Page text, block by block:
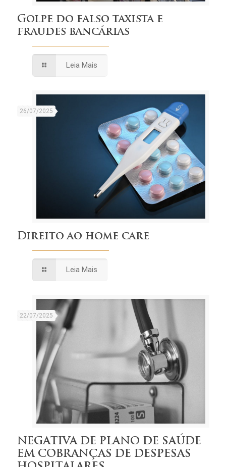
Golpe do falso taxista e
fraudes bancárias
Leia Mais
26/07/2025
Direito ao home care
Leia Mais
22/07/2025
NEGATIVA DE PLANO DE SAÚDE
EM COBRANÇAS DE DESPESAS